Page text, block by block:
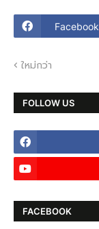
Facebook
ใหม่กว่า
FOLLOW US
FACEBOOK